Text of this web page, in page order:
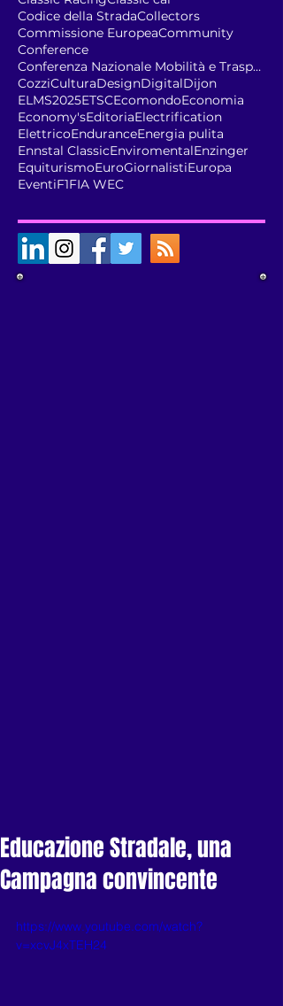
Codice della StradaCollectors
Commissione EuropeaCommunity
Conference
Conferenza Nazionale Mobilità e Trasporto Sostenib
CozziCulturaDesignDigitalDijon
ELMS2025ETSCEcomondoEconomia
Economy'sEditoriaElectrification
ElettricoEnduranceEnergia pulita
Ennstal ClassicEnviromentalEnzinger
EquiturismoEuroGiornalistiEuropa
EventiF1FIA WEC
Educazione Stradale, una
Campagna convincente
https://www.youtube.com/watch?
v=xcvJ4xTEH24